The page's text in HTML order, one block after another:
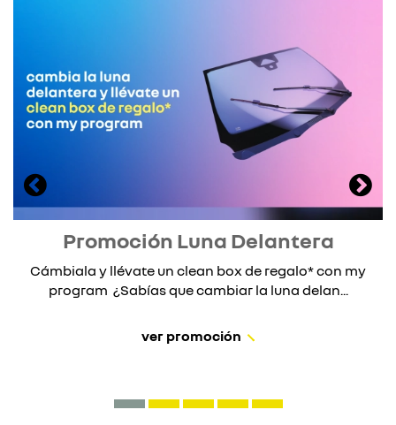
Promoción Luna Delantera
Cámbiala y llévate un clean box de regalo* con my
program ¿Sabías que cambiar la luna delan...
ver promoción